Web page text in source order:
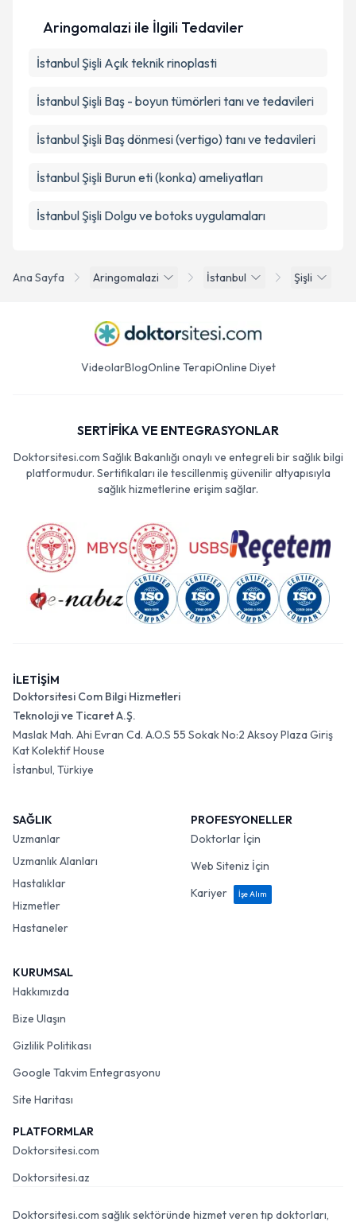
Ana Sayfa Aringomalazi İstanbul Şişli
Aringomalazi ile İlgili Tedaviler
İstanbul Şişli Açık teknik rinoplasti
İstanbul Şişli Baş - boyun tümörleri tanı ve tedavileri
İstanbul Şişli Baş dönmesi (vertigo) tanı ve tedavileri
İstanbul Şişli Burun eti (konka) ameliyatları
İstanbul Şişli Dolgu ve botoks uygulamaları
VideolarBlogOnline TerapiOnline Diyet
SERTİFİKA VE ENTEGRASYONLAR
Doktorsitesi.com Sağlık Bakanlığı onaylı ve entegreli bir sağlık bilgi
platformudur. Sertifikaları ile tescillenmiş güvenilir altyapısıyla
sağlık hizmetlerine erişim sağlar.
İLETİŞİM
Doktorsitesi Com Bilgi Hizmetleri
Teknoloji ve Ticaret A.Ş.
Maslak Mah. Ahi Evran Cd. A.O.S 55 Sokak No:2 Aksoy Plaza Giriş
Kat Kolektif House
İstanbul, Türkiye
SAĞLIK
Uzmanlar
Uzmanlık Alanları
Hastalıklar
Hizmetler
Hastaneler
PROFESYONELLER
Doktorlar İçin
Web Siteniz İçin
Kariyer
İşe Alım
KURUMSAL
Hakkımızda
Bize Ulaşın
Gizlilik Politikası
Google Takvim Entegrasyonu
Site Haritası
PLATFORMLAR
Doktorsitesi.com
Doktorsitesi.az
Doktorsitesi.com sağlık sektöründe hizmet veren tıp doktorları,